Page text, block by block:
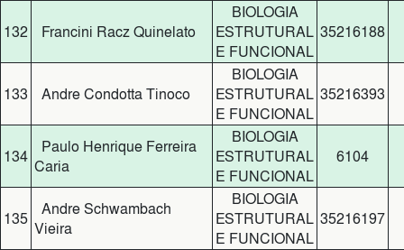
132 Francini Racz Quinelato
BIOLOGIA
ESTRUTURAL
E FUNCIONAL
35216188
133 Andre Condotta Tinoco
BIOLOGIA
ESTRUTURAL
E FUNCIONAL
35216393
134
Paulo Henrique Ferreira
Caria
BIOLOGIA
ESTRUTURAL
E FUNCIONAL
6104
135
Andre Schwambach
Vieira
BIOLOGIA
ESTRUTURAL
E FUNCIONAL
35216197